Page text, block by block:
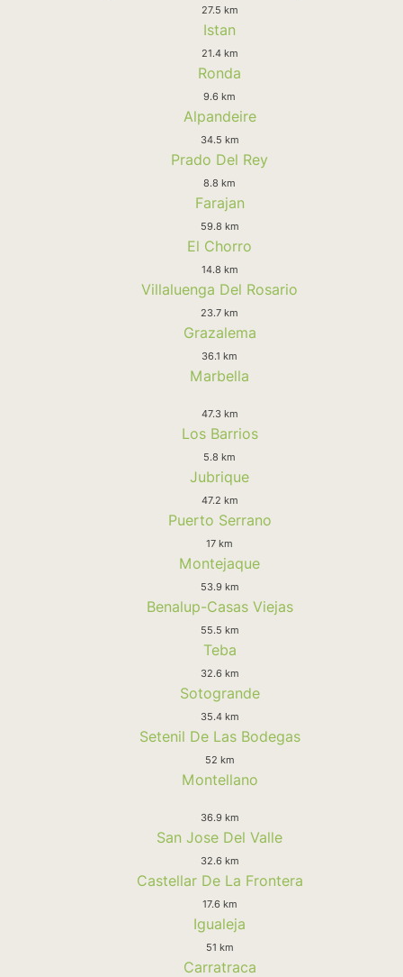
27.5 km
Istan
21.4 km
Ronda
9.6 km
Alpandeire
34.5 km
Prado Del Rey
8.8 km
Farajan
59.8 km
El Chorro
14.8 km
Villaluenga Del Rosario
23.7 km
Grazalema
36.1 km
Marbella
47.3 km
Los Barrios
5.8 km
Jubrique
47.2 km
Puerto Serrano
17 km
Montejaque
53.9 km
Benalup-Casas Viejas
55.5 km
Teba
32.6 km
Sotogrande
35.4 km
Setenil De Las Bodegas
52 km
Montellano
36.9 km
San Jose Del Valle
32.6 km
Castellar De La Frontera
17.6 km
Igualeja
51 km
Carratraca